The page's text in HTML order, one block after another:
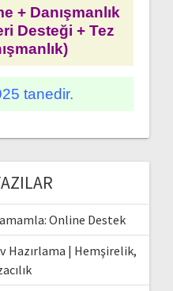
+ Danışmanlık
Desteği + Tez
tanedir.
Online Destek
Hazırlama | Hemşirelik,